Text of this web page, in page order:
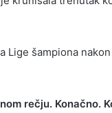
Lige šampiona
rečјu. Konačno.